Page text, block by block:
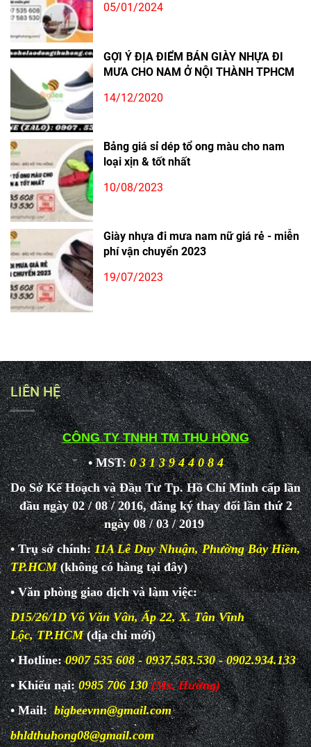
05/01/2024
GỢI Ý ĐỊA ĐIỂM BÁN GIÀY NHỰA ĐI
MƯA CHO NAM Ở NỘI THÀNH TPHCM
14/12/2020
Bảng giá sỉ dép tổ ong màu cho nam
loại xịn & tốt nhất
10/08/2023
Giày nhựa đi mưa nam nữ giá rẻ - miễn
phí vận chuyển 2023
19/07/2023
LIÊN HỆ
CÔNG TY TNHH TM THU HỒNG
• MST: 0 3 1 3 9 4 4 0 8 4
Do Sở Kế Hoạch và Đầu Tư Tp. Hồ Chí Minh cấp lần
đầu ngày 02 / 08 / 2016, đăng ký thay đổi lần thứ 2
ngày 08 / 03 / 2019
• Trụ sở chính:11A Lê Duy Nhuận, Phường Bảy Hiền,
TP.HCM (không có hàng tại đây)
• Văn phòng giao dịch và làmviệc:
D15/26/1D Võ Văn Vân, Ấp 22, X. Tân Vĩnh
Lộc, TP.HCM(địa chỉ mới)
• Hotline:0907 535 608 - 0937.583.530 - 0902.934.133
• Khiếu nại: 0985 706 130 (Ms. Hường)
• Mail:bigbeevnn@gmail.com
bhldthuhong08@gmail.com